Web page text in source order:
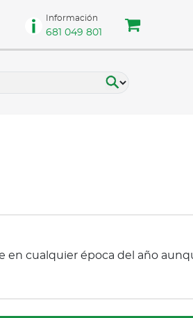
Información
681 049 801
en cualquier época del año